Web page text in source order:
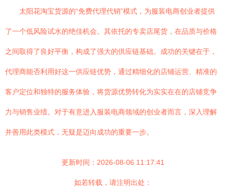
太阳花淘宝货源的“免费代理代销”模式，为服装电商创业者提供
了一个低风险试水的绝佳机会。其依托的专卖店尾货，在品质与价格
之间取得了良好平衡，构成了强大的供应链基础。成功的关键在于，
代理商能否利用好这一供应链优势，通过精细化的店铺运营、精准的
客户定位和独特的服务体验，将货源优势转化为实实在在的店铺竞争
力与销售业绩。对于有意进入服装电商领域的创业者而言，深入理解
并善用此类模式，无疑是迈向成功的重要一步。
更新时间：2026-08-06 11:17:41
如若转载，请注明出处：